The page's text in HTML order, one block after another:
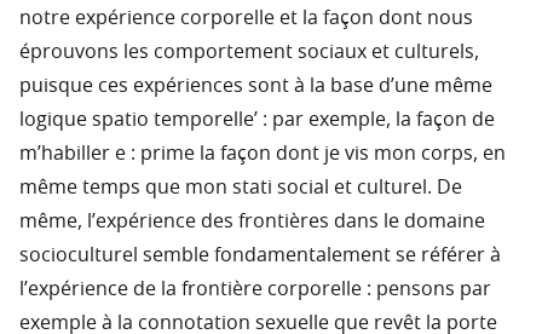
notre expérience corporelle et la façon dont nous
éprouvons les comportement sociaux et culturels,
puisque ces expériences sont à la base d’une même
logique spatio temporelle’ : par exemple, la façon de
m’habiller e : prime la façon dont je vis mon corps, en
même temps que mon stati social et culturel. De
même, l’expérience des frontières dans le domaine
socioculturel semble fondamentalement se référer à
l’expérience de la frontière corporelle : pensons par
exemple à la connotation sexuelle que revêt la porte